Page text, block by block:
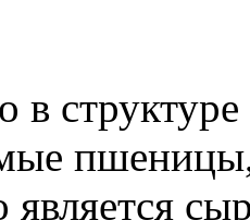
в
пшеницы,
является